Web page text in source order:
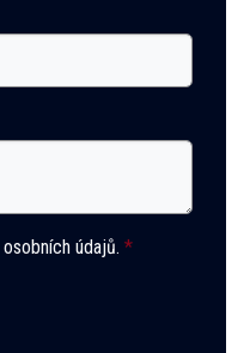
údajů. *